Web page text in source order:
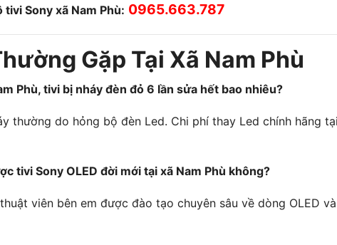
Sony xã Nam Phù: 0965.663.787
Gặp Tại Xã Nam Phù
Phù, tivi bị nháy đèn đỏ 6 lần sửa hết bao nhiêu?
thường do hỏng bộ đèn Led. Chi phí thay Led chính hãng
tivi Sony OLED đời mới tại xã Nam Phù không?
viên bên em được đào tạo chuyên sâu về dòng OLED